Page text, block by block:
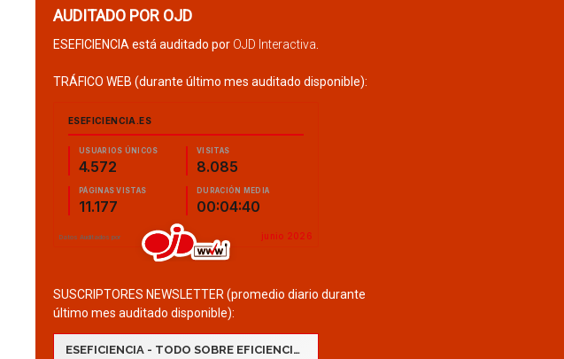
AUDITADO POR OJD
ESEFICIENCIA está auditado por OJD Interactiva.
TRÁFICO WEB (durante último mes auditado disponible):
SUSCRIPTORES NEWSLETTER (promedio diario durante
último mes auditado disponible):